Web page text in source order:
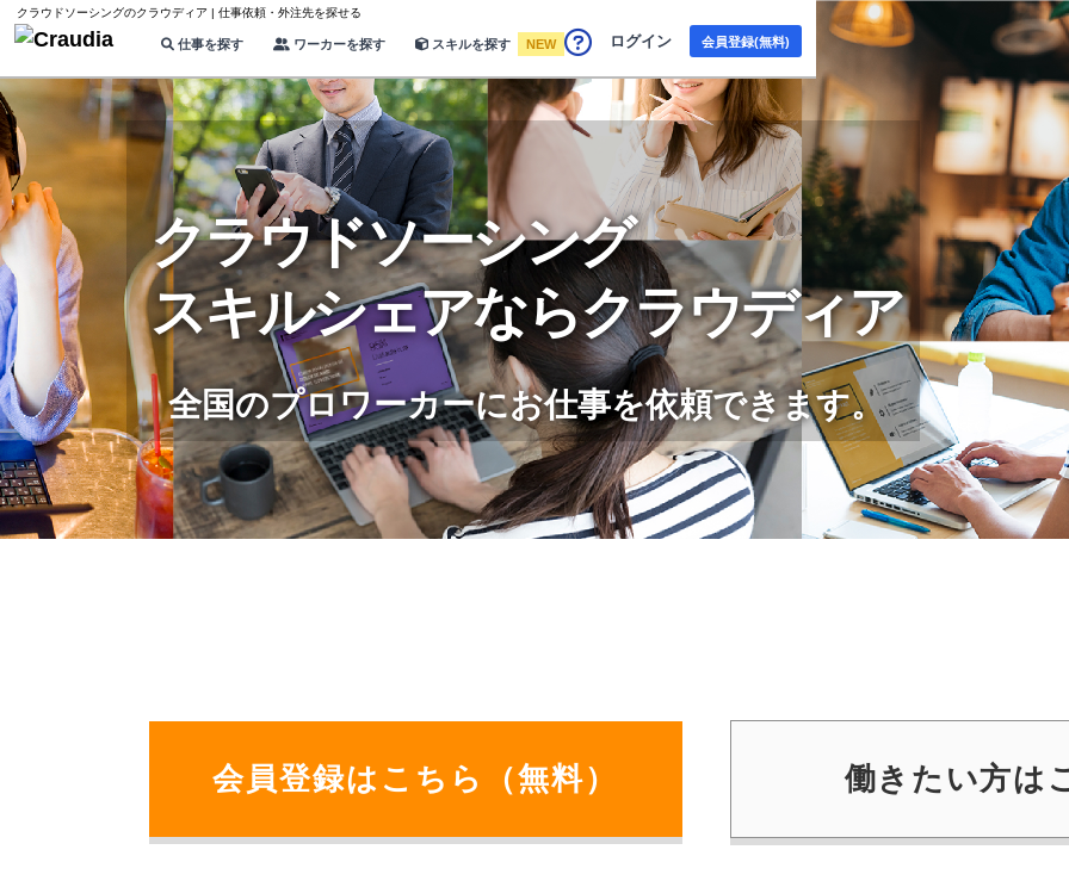
クラウドソーシングのクラウディア | 仕事依頼・外注先を探せる
仕事を探す ワーカーを探す スキルを探す NEW ログイン 会員登録(無料)
クラウドソーシング
スキルシェアならクラウディア
全国のプロワーカーにお仕事を依頼できます。
会員登録はこちら（無料） 働きたい⽅は